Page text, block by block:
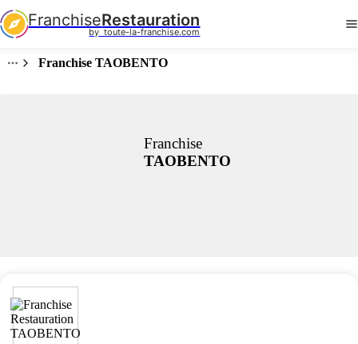
FranchiseRestauration
by  toute-la-franchise.com
Franchise TAOBENTO
Franchise
TAOBENTO